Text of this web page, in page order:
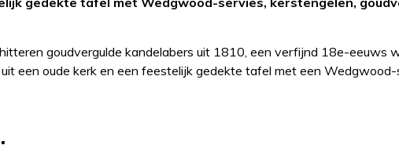
goudvergulde kandelabers uit 1810, een verfijnd 18e-eeuws
een oude kerk en een feestelijk gedekte tafel met een Wedgwood-